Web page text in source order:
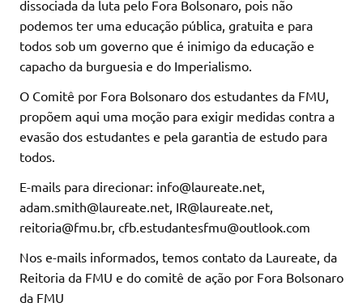
dissociada da luta pelo Fora Bolsonaro, pois não
podemos ter uma educação pública, gratuita e para
todos sob um governo que é inimigo da educação e
capacho da burguesia e do Imperialismo.
O Comitê por Fora Bolsonaro dos estudantes da FMU,
propõem aqui uma moção para exigir medidas contra a
evasão dos estudantes e pela garantia de estudo para
todos.
E-mails para direcionar: info@laureate.net,
adam.smith@laureate.net, IR@laureate.net,
reitoria@fmu.br, cfb.estudantesfmu@outlook.com
Nos e-mails informados, temos contato da Laureate, da
Reitoria da FMU e do comitê de ação por Fora Bolsonaro
da FMU